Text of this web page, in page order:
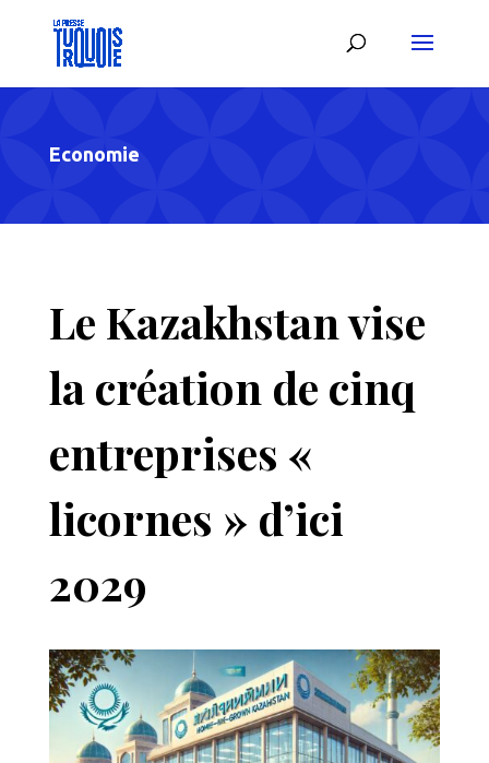
Economie
Le Kazakhstan vise
la création de cinq
entreprises «
licornes » d’ici
2029